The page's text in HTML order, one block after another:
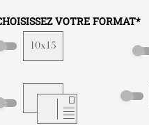
VOTRE FORMAT*